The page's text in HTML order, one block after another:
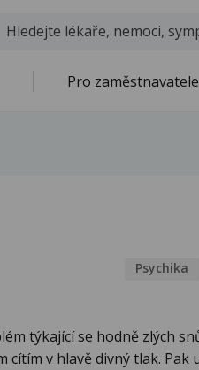
Pro zaměstnavatele
Psychika
týkající se hodně zlých
v hlavě divný tlak. Pak